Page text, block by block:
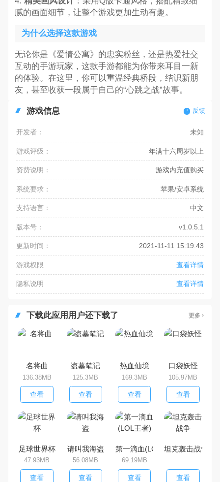
腻的画面细节，让整个游戏更加生动有趣。
为什么选择这款游戏
无论你是《爱情公寓》的忠实粉丝，还是热爱社交
互动的手游玩家，这款手游都能为你带来耳目一新
的体验。在这里，你可以重温经典桥段，结识新朋
友，甚至收获一段属于自己的“心跳之战”故事。
游戏信息 反馈
开发者： 未知
游戏评级： 年满十六周岁以上
资费说明： 游戏内充值购买
系统要求： 苹果/安卓系统
支持语言： 中文
版本号： v1.0.5.1
更新时间： 2021-11-11 15:19:43
游戏权限 查看详情
隐私说明 查看详情
下载此应用用户还下载了 更多
名将曲
136.38MB
查看
盗墓笔记
125.3MB
查看
热血仙境
169.3MB
查看
口袋妖怪
105.97MB
查看
足球世界杯
47.93MB
查看
请叫我海盗
56.08MB
查看
第一滴血(LOL王者)
69.19MB
查看
坦克轰击战争
查看